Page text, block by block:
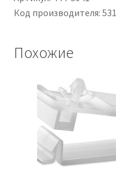
Код производителя:
Похожие